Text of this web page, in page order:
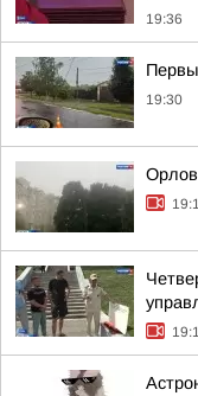
19:36
19:30